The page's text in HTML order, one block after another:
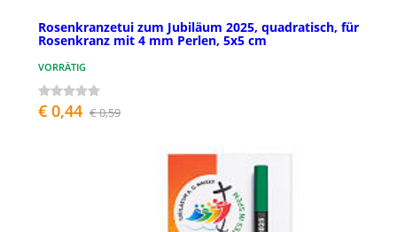
Rosenkranzetui zum Jubiläum 2025, quadratisch, für
Rosenkranz mit 4 mm Perlen, 5x5 cm
VORRÄTIG
€ 0,44 € 0,59